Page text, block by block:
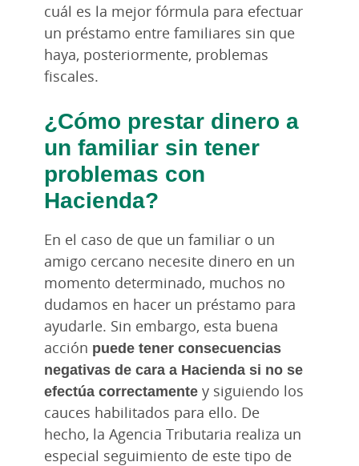
cuál es la mejor fórmula para efectuar
un préstamo entre familiares sin que
haya, posteriormente, problemas
fiscales.
¿Cómo prestar dinero a
un familiar sin tener
problemas con
Hacienda?
En el caso de que un familiar o un
amigo cercano necesite dinero en un
momento determinado, muchos no
dudamos en hacer un préstamo para
ayudarle. Sin embargo, esta buena
acción puede tener consecuencias
negativas de cara a Hacienda si no se
efectúa correctamente y siguiendo los
cauces habilitados para ello. De
hecho, la Agencia Tributaria realiza un
especial seguimiento de este tipo de